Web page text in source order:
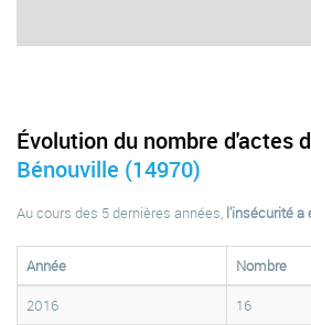
Évolution du nombre d'actes
Bénouville (14970)
Au cours des 5 dernières années, l'insécurité a
Année
Nombre
2016
16